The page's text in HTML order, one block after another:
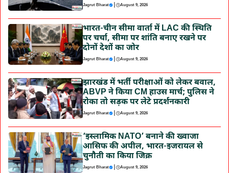
Jagrut Bharat | August 9, 2026
भारत-चीन सीमा वार्ता में LAC की स्थिति
पर चर्चा, सीमा पर शांति बनाए रखने पर
दोनों देशों का जोर
Jagrut Bharat | August 9, 2026
झारखंड में भर्ती परीक्षाओं को लेकर बवाल,
ABVP ने किया CM हाउस मार्च; पुलिस ने
रोका तो सड़क पर लेटे प्रदर्शनकारी
Jagrut Bharat | August 9, 2026
‘इस्लामिक NATO’ बनाने की ख्वाजा
आसिफ की अपील, भारत-इजरायल से
चुनौती का किया जिक्र
Jagrut Bharat | August 9, 2026